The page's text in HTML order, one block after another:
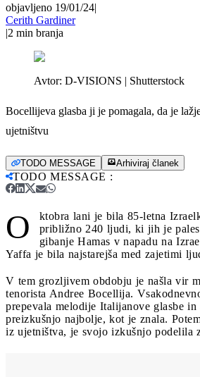
objavljeno 19/01/24|
Cerith Gardiner
|2 min branja
Avtor: D-VISIONS | Shutterstock
Bocellijeva glasba ji je pomagala, da je
ujetništvu
TODO MESSAGE Arhiviraj članek
TODO MESSAGE :
O
ktobra lani je bila 85-letna
približno 240 ljudi, ki jih je
gibanje Hamas v napadu na
Yaffa je bila najstarejša med zajetimi
V tem grozljivem obdobju je našla vir
tenorista Andree Bocellija.
prepevala melodije Italijanove glasbe in
preizkušnjo najbolje, kot je znala.
iz ujetništva, je svojo izkušnjo podelila